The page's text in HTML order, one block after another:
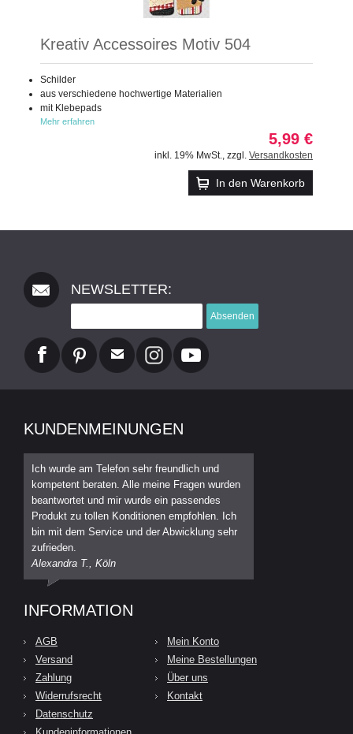
Kreativ Accessoires Motiv 504
Schilder
aus verschiedene hochwertige Materialien
mit Klebepads
Mehr erfahren
5,99 €
inkl. 19% MwSt. zzgl. Versandkosten
In den Warenkorb
NEWSLETTER:
Absenden
KUNDENMEINUNGEN
Ich wurde am Telefon sehr freundlich und
kompetent beraten. Alle meine Fragen wurden
beantwortet und mir wurde ein passendes
Produkt zu tollen Konditionen empfohlen. Ich
bin mit dem Service und der Abwicklung sehr
zufrieden.
Alexandra T., Köln
INFORMATION
AGB
Versand
Zahlung
Widerrufsrecht
Datenschutz
Mein Konto
Meine Bestellungen
Über uns
Kontakt